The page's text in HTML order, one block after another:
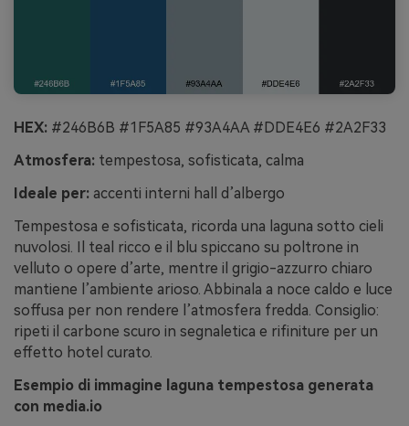
HEX: #246B6B #1F5A85 #93A4AA #DDE4E6 #2A2F33
Atmosfera: tempestosa, sofisticata, calma
Ideale per: accenti interni hall d’albergo
Tempestosa e sofisticata, ricorda una laguna sotto cieli
nuvolosi. Il teal ricco e il blu spiccano su poltrone in
velluto o opere d’arte, mentre il grigio-azzurro chiaro
mantiene l’ambiente arioso. Abbinala a noce caldo e luce
soffusa per non rendere l’atmosfera fredda. Consiglio:
ripeti il carbone scuro in segnaletica e rifiniture per un
effetto hotel curato.
Esempio di immagine laguna tempestosa generata
con media.io